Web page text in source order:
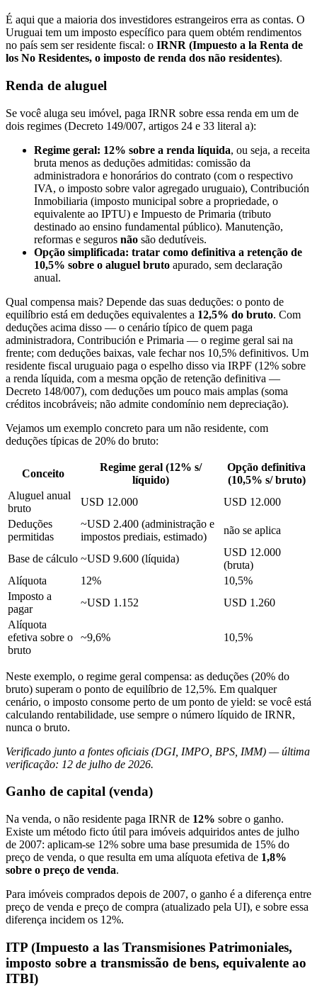
É aqui que a maioria dos investidores estrangeiros erra as contas. O
Uruguai tem um imposto específico para quem obtém rendimentos
no país sem ser residente fiscal: o IRNR (Impuesto a la Renta de
los No Residentes, o imposto de renda dos não residentes).
Renda de aluguel
Se você aluga seu imóvel, paga IRNR sobre essa renda em um de
dois regimes (Decreto 149/007, artigos 24 e 33 literal a):
Regime geral: 12% sobre a renda líquida, ou seja, a receita
bruta menos as deduções admitidas: comissão da
administradora e honorários do contrato (com o respectivo
IVA, o imposto sobre valor agregado uruguaio), Contribución
Inmobiliaria (imposto municipal sobre a propriedade, o
equivalente ao IPTU) e Impuesto de Primaria (tributo
destinado ao ensino fundamental público). Manutenção,
reformas e seguros não são dedutíveis.
Opção simplificada: tratar como definitiva a retenção de
10,5% sobre o aluguel bruto apurado, sem declaração
anual.
Qual compensa mais? Depende das suas deduções: o ponto de
equilíbrio está em deduções equivalentes a 12,5% do bruto. Com
deduções acima disso — o cenário típico de quem paga
administradora, Contribución e Primaria — o regime geral sai na
frente; com deduções baixas, vale fechar nos 10,5% definitivos. Um
residente fiscal uruguaio paga o espelho disso via IRPF (12% sobre
a renda líquida, com a mesma opção de retenção definitiva —
Decreto 148/007), com deduções um pouco mais amplas (soma
créditos incobráveis; não admite condomínio nem depreciação).
Vejamos um exemplo concreto para um não residente, com
deduções típicas de 20% do bruto:
Conceito
Regime geral (12% s/
líquido)
Opção definitiva
(10,5% s/ bruto)
Aluguel anual
bruto
USD 12.000
USD 12.000
Deduções
permitidas
~USD 2.400 (administração e
impostos prediais, estimado)
não se aplica
Base de cálculo ~USD 9.600 (líquida)
USD 12.000
(bruta)
Alíquota
12%
10,5%
Imposto a
pagar
~USD 1.152
USD 1.260
Alíquota
efetiva sobre o
bruto
~9,6% 10,5%
Neste exemplo, o regime geral compensa: as deduções (20% do
bruto) superam o ponto de equilíbrio de 12,5%. Em qualquer
cenário, o imposto consome perto de um ponto de yield: se você está
calculando rentabilidade, use sempre o número líquido de IRNR,
nunca o bruto.
Verificado junto a fontes oficiais (DGI, IMPO, BPS, IMM) — última
verificação: 12 de julho de 2026.
Ganho de capital (venda)
Na venda, o não residente paga IRNR de 12% sobre o ganho.
Existe um método ficto útil para imóveis adquiridos antes de julho
de 2007: aplicam-se 12% sobre uma base presumida de 15% do
preço de venda, o que resulta em uma alíquota efetiva de 1,8%
sobre o preço de venda.
Para imóveis comprados depois de 2007, o ganho é a diferença entre
preço de venda e preço de compra (atualizado pela UI), e sobre essa
diferença incidem os 12%.
ITP (Impuesto a las Transmisiones Patrimoniales,
imposto sobre a transmissão de bens, equivalente ao
ITBI)